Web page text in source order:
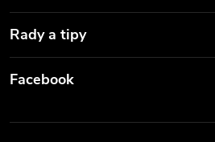
Rady a tipy
Facebook